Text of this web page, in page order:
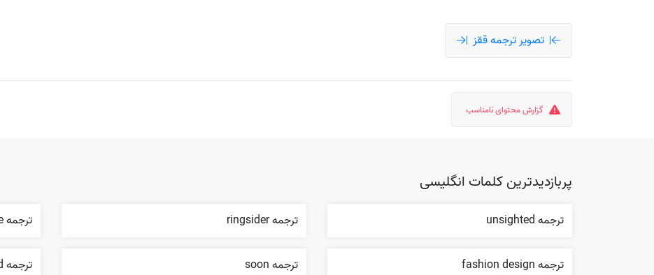
تصویر ترجمه ققز
گزارش محتوای نامناسب
پربازدیدترین کلمات انگلیسی
ترجمه unsighted ترجمه ringsider ترجمه inherence
ترجمه fashion design ترجمه soon ترجمه reconstituted